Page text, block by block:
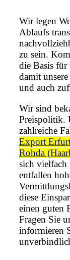
Wir legen
Ablaufs
zu sein.
die Basis für
damit
und auch
Wir sind
Preispolitik.
zahlreiche
Export
Rohda
sich vielfach
entfallen
diese
einen guten
Fragen Sie
informieren